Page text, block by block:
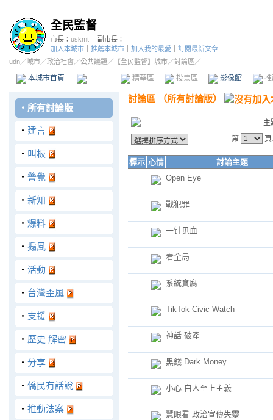
全民監督
市長： uskmt
副市長：
加入本城市
推薦本城市 加入我的最愛
訂閱最新文章
udn／城市／政治社會 ／公共議題 ／ 【全民監督】城市／討論區／
本城市首頁 精華區 投票區 影像館
‧ 所有討論版
‧ 建言
‧ 叫板
‧ 警覺
‧ 新知
‧ 爆料
‧ 搧風
‧ 活動
‧ 台灣歪風
‧ 支援
‧ 歷史 解密
‧ 分享
‧ 僑民有話說
‧ 推動法案
討論區 （所有討論版）
主
第
標示 心情
討論主題
Open Eye
戰犯罪
一针见血
看全局
系統貪腐
TikTok Civic Watch
神話 破產
黑錢 Dark Money
小心 白人至上主義
慧眼看 政治宣傳失靈